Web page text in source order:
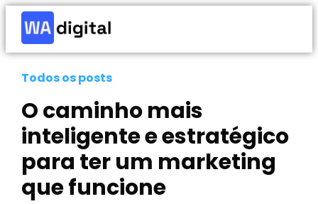
Todos os posts
O caminho mais
inteligente e estratégico
para ter um marketing
que funcione